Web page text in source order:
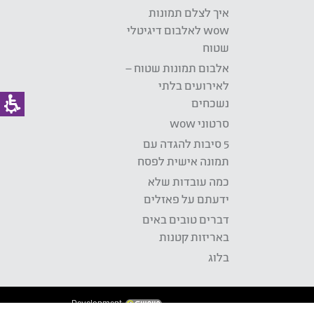
איך לצלם תמונות
wow לאלבום דיגיטלי
שטוח
אלבום תמונות שטוח –
לאירועים בלתי
נשכחים
סרטוני wow
5 סיבות להגדה עם
תמונה אישית לפסח
כמה עובדות שלא
ידעתם על פאזלים
דברים טובים באים
באריזות קטנות
בלוג
Development: